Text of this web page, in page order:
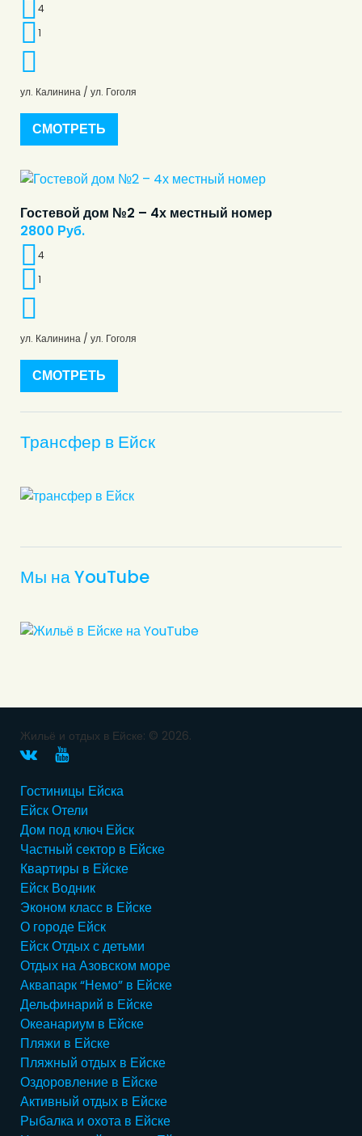
4
1
ул. Калинина / ул. Гоголя
СМОТРЕТЬ
Гостевой дом №2 – 4х местный номер
2800 Руб.
4
1
ул. Калинина / ул. Гоголя
СМОТРЕТЬ
Трансфер в Ейск
Мы на YouTube
Жильё и отдых в Ейске: © 2026.
к
о
н
т
а
к
т
е
o
u
T
u
b
e
Гостиницы Ейска
Ейск Отели
Дом под ключ Ейск
Частный сектор в Ейске
Квартиры в Ейске
Ейск Водник
Эконом класс в Ейске
О городе Ейск
Ейск Отдых с детьми
Отдых на Азовском море
Аквапарк “Немо” в Ейске
Дельфинарий в Ейске
Океанариум в Ейске
Пляжи в Ейске
Пляжный отдых в Ейске
Оздоровление в Ейске
Активный отдых в Ейске
Рыбалка и охота в Ейске